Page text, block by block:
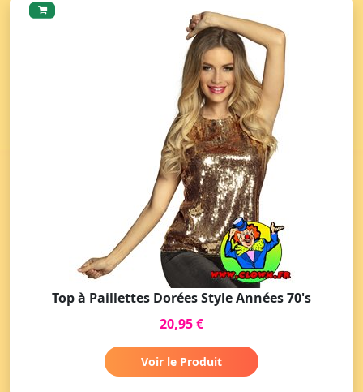
Top à Paillettes Dorées Style Années 70's
20,95 €
Voir le Produit